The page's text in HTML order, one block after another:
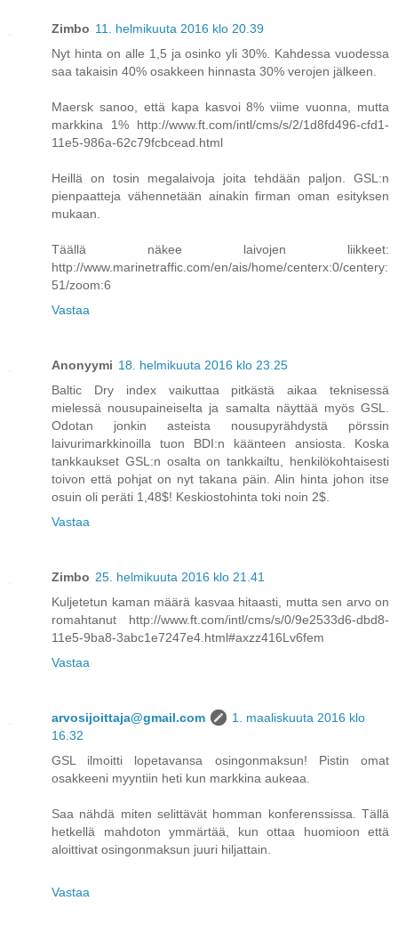
Zimbo 11. helmikuuta 2016 klo 20.39
Nyt hinta on alle 1,5 ja osinko yli 30%. Kahdessa vuodessa
saa takaisin 40% osakkeen hinnasta 30% verojen jälkeen.
Maersk sanoo, että kapa kasvoi 8% viime vuonna, mutta
markkina 1% http://www.ft.com/intl/cms/s/2/1d8fd496-cfd1-
11e5-986a-62c79fcbcead.html
Heillä on tosin megalaivoja joita tehdään paljon. GSL:n
pienpaatteja vähennetään ainakin firman oman esityksen
mukaan.
Täällä näkee laivojen liikkeet:
http://www.marinetraffic.com/en/ais/home/centerx:0/centery:
51/zoom:6
Vastaa
Anonyymi 18. helmikuuta 2016 klo 23.25
Baltic Dry index vaikuttaa pitkästä aikaa teknisessä
mielessä nousupaineiselta ja samalta näyttää myös GSL.
Odotan jonkin asteista nousupyrähdystä pörssin
laivurimarkkinoilla tuon BDI:n käänteen ansiosta. Koska
tankkaukset GSL:n osalta on tankkailtu, henkilökohtaisesti
toivon että pohjat on nyt takana päin. Alin hinta johon itse
osuin oli peräti 1,48$! Keskiostohinta toki noin 2$.
Vastaa
Zimbo 25. helmikuuta 2016 klo 21.41
Kuljetetun kaman määrä kasvaa hitaasti, mutta sen arvo on
romahtanut http://www.ft.com/intl/cms/s/0/9e2533d6-dbd8-
11e5-9ba8-3abc1e7247e4.html#axzz416Lv6fem
Vastaa
arvosijoittaja@gmail.com
1. maaliskuuta 2016 klo
16.32
GSL ilmoitti lopetavansa osingonmaksun! Pistin omat
osakkeeni myyntiin heti kun markkina aukeaa.
Saa nähdä miten selittävät homman konferenssissa. Tällä
hetkellä mahdoton ymmärtää, kun ottaa huomioon että
aloittivat osingonmaksun juuri hiljattain.
Vastaa